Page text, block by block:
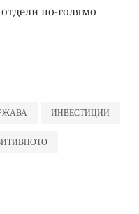
по-голямо
ИНВЕСТИЦИИ